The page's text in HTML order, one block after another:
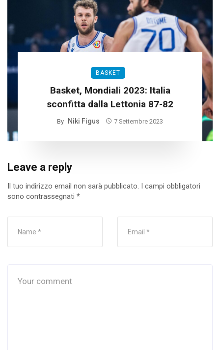
BASKET
Basket, Mondiali 2023: Italia
sconfitta dalla Lettonia 87-82
By Niki Figus 7 Settembre 2023
Leave a reply
Il tuo indirizzo email non sarà pubblicato. I campi obbligatori
sono contrassegnati *